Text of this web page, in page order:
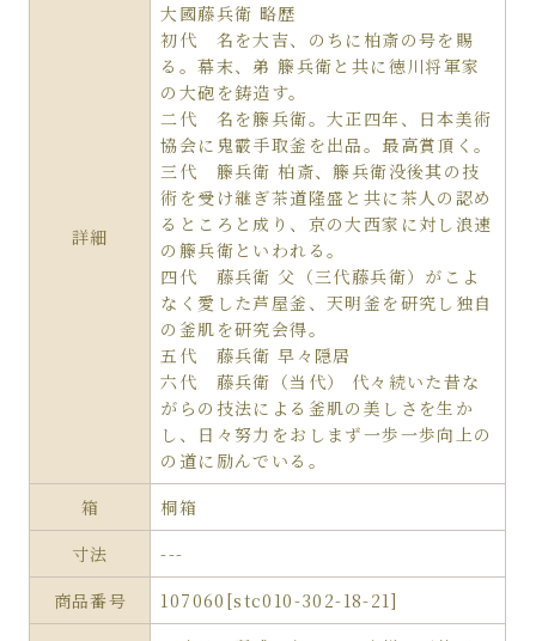
詳細
大國藤兵衛 略歴
初代 名を大吉、のちに柏斎の号を賜
る。幕末、弟 籐兵衛と共に徳川将軍家
の大砲を鋳造す。
二代 名を籐兵衛。大正四年、日本美術
協会に鬼霰手取釜を出品。最高賞頂く。
三代 籐兵衛 柏斎、籐兵衛没後其の技
術を受け継ぎ茶道隆盛と共に茶人の認め
るところと成り、京の大西家に対し浪速
の籐兵衛といわれる。
四代 藤兵衛 父（三代藤兵衛）がこよ
なく愛した芦屋釜、天明釜を研究し独自
の釜肌を研究会得。
五代 藤兵衛 早々隠居
六代 藤兵衛（当代） 代々続いた昔な
がらの技法による釜肌の美しさを生か
し、日々努力をおしまず一歩一歩向上の
の道に励んでいる。
箱
桐箱
寸法
---
商品番号
107060[stc010-302-18-21]